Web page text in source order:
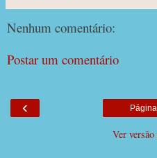
Nenhum comentário:
Postar um comentário
‹
Ver